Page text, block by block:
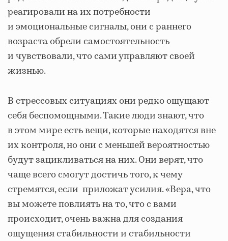
реагировали на их потребности
и эмоциональные сигналы, они с раннего
возраста обрели самостоятельность
и чувствовали, что сами управляют своей
жизнью.
В стрессовых ситуациях они редко ощущают
себя беспомощными. Такие люди знают, что
в этом мире есть вещи, которые находятся вне
их контроля, но они с меньшей вероятностью
будут зацикливаться на них. Они верят, что
чаще всего смогут достичь того, к чему
стремятся, если приложат усилия. «Вера, что
вы можете повлиять на то, что с вами
происходит, очень важна для создания
ощущения стабильности и стабильности